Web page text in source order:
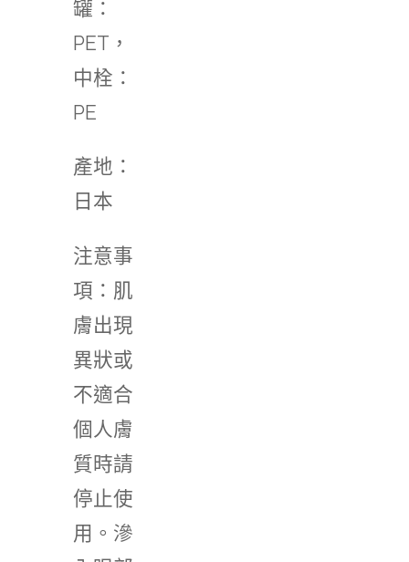
罐：
PET，
中栓：
PE
產地：
日本
注意事
項：肌
膚出現
異狀或
不適合
個人膚
質時請
停止使
用。滲